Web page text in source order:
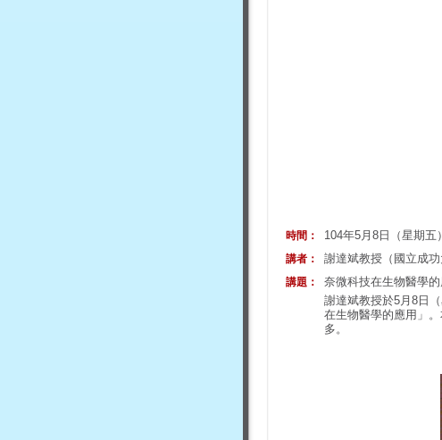
時間： 104年5月8日（星期五
講者： 謝達斌教授（國立成功
講題：
奈微科技在生物醫學的
謝達斌教授於5月8日
在生物醫學的應用」
多。